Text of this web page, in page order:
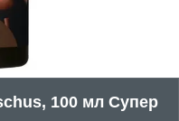
100 мл Супер